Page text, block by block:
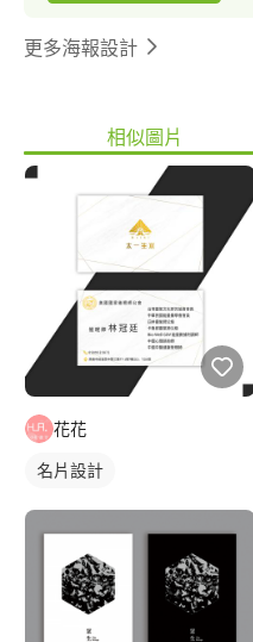
更多海報設計
相似圖片
花花
名片設計